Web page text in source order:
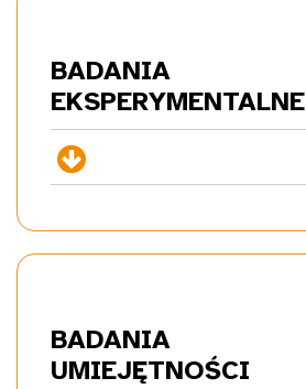
BADANIA
EKSPERYMENTALNE
+
BADANIA
UMIEJĘTNOŚCI